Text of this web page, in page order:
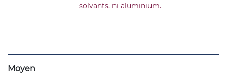
solvants, ni aluminium.
Moyen